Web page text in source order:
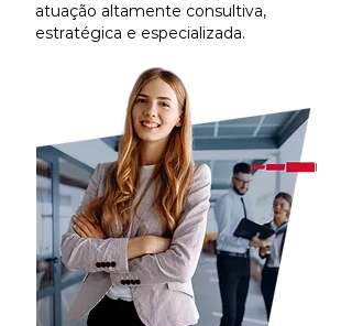
atuação altamente consultiva,
estratégica e especializada.